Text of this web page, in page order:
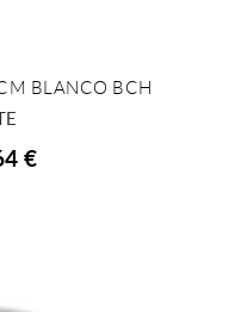
BLANCO BCH
€